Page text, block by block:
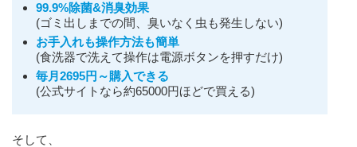
99.9%除菌&消臭効果
(ゴミ出しまでの間、臭いなく虫も発生しない)
お手入れも操作方法も簡単
(食洗器で洗えて操作は電源ボタンを押すだけ)
毎月2695円～購入できる
(公式サイトなら約65000円ほどで買える)
そして、